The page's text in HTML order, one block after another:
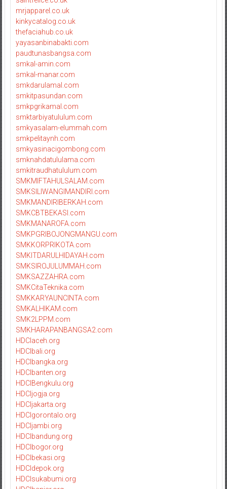
mrjapparel.co.uk
kinkycatalog.co.uk
thefaciahub.co.uk
yayasanbinabakti.com
paudtunasbangsa.com
smkal-amin.com
smkal-manar.com
smkdarulamal.com
smkitpasundan.com
smkpgrikamal.com
smktarbiyatululum.com
smkyasalam-elummah.com
smkpelitaynh.com
smkyasinacigombong.com
smknahdatululama.com
smkitraudhatululum.com
SMKMIFTAHULSALAM.com
SMKSILIWANGIMANDIRI.com
SMKMANDIRIBERKAH.com
SMKCBTBEKASI.com
SMKMANAROFA.com
SMKPGRIBOJONGMANGU.com
SMKKORPRIKOTA.com
SMKITDARULHIDAYAH.com
SMKSIROJULUMMAH.com
SMKSAZZAHRA.com
SMKCitaTeknika.com
SMKKARYAUNCINTA.com
SMKALHIKAM.com
SMK2LPPM.com
SMKHARAPANBANGSA2.com
HDCIaceh.org
HDCIbali.org
HDCIbangka.org
HDCIbanten.org
HDCIBengkulu.org
HDCIjogja.org
HDCIjakarta.org
HDCIgorontalo.org
HDCIjambi.org
HDCIbandung.org
HDCIbogor.org
HDCIbekasi.org
HDCIdepok.org
HDCIsukabumi.org